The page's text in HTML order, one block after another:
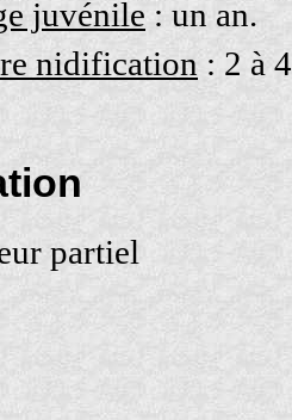
juvénile: un an.
nidification: 2 à
partiel